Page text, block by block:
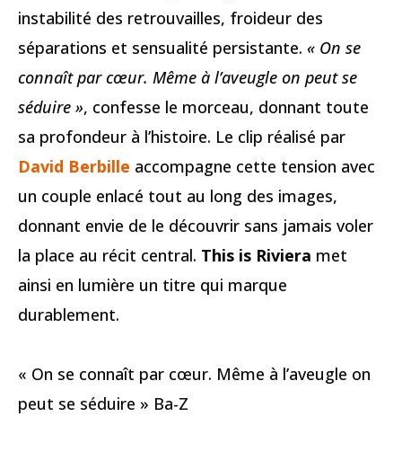
instabilité des retrouvailles, froideur des
séparations et sensualité persistante. « On se
connaît par cœur. Même à l’aveugle on peut se
séduire », confesse le morceau, donnant toute
sa profondeur à l’histoire. Le clip réalisé par
David Berbille accompagne cette tension avec
un couple enlacé tout au long des images,
donnant envie de le découvrir sans jamais voler
la place au récit central. This is Riviera met
ainsi en lumière un titre qui marque
durablement.
« On se connaît par cœur. Même à l’aveugle on
peut se séduire » Ba-Z